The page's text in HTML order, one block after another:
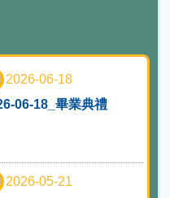
2026-06-18
06-18_畢業典禮
2026-05-21